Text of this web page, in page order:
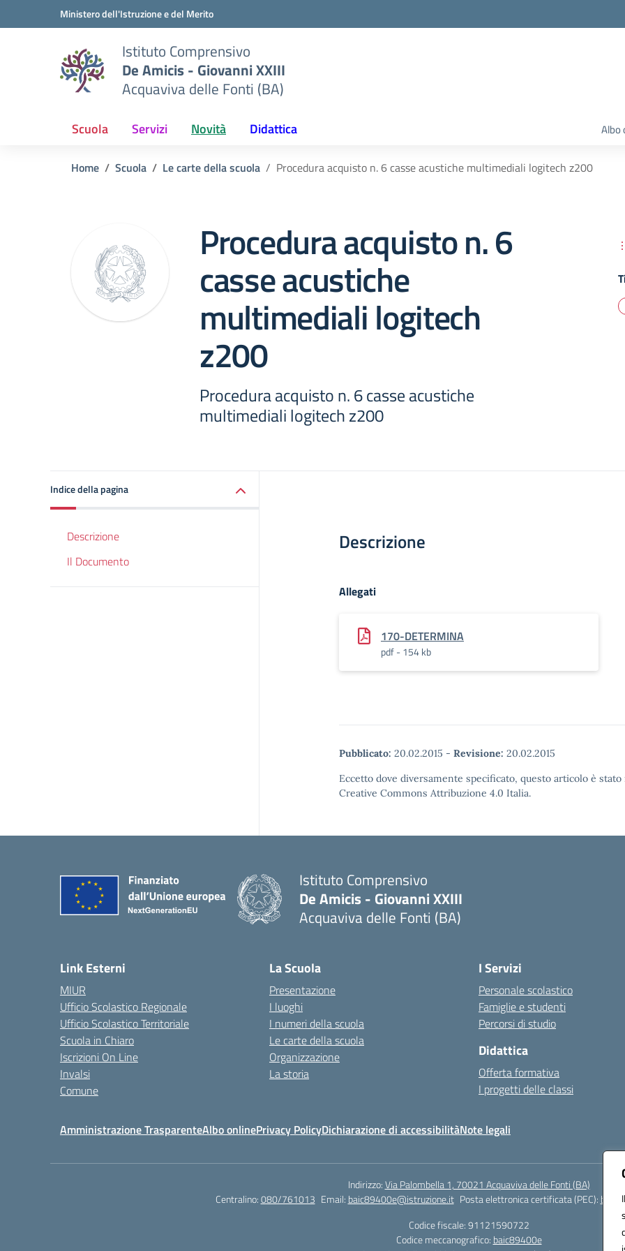
Vai ai contenuti
Vai al menu di navigazioneMinistero dell'Istruzione e del Merito
Istituto Comprensivo
De Amicis - Giovanni XXIII
Acquaviva delle Fonti (BA)
Scuola Servizi Novità Didattica Albo
Home Scuola Le carte della scuola Procedura acquisto n. 6 casse acustiche multimediali logitech z200
Procedura acquisto n. 6
casse acustiche
multimediali logitech
z200
Procedura acquisto n. 6 casse acustiche
multimediali logitech z200
Indice della pagina
Descrizione
Il Documento
Descrizione
Allegati
170-DETERMINA
pdf - 154 kb
Pubblicato: 20.02.2015 - Revisione: 20.02.2015
Eccetto dove diversamente specificato, questo articolo è
Creative Commons Attribuzione 4.0 Italia.
Istituto Comprensivo
De Amicis - Giovanni XXIII
Acquaviva delle Fonti (BA)
Link Esterni
MIUR
Ufficio Scolastico Regionale
Ufficio Scolastico Territoriale
Scuola in Chiaro
Iscrizioni On Line
Invalsi
Comune
La Scuola
Presentazione
I luoghi
I numeri della scuola
Le carte della scuola
Organizzazione
La storia
I Servizi
Personale scolastico
Famiglie e studenti
Percorsi di studio
Didattica
Offerta formativa
I progetti delle classi
Amministrazione TrasparenteAlbo onlinePrivacy PolicyDichiarazione di accessibilitàNote legali
Indirizzo:Via Palombella 1, 70021 Acquaviva delle Fonti (BA)
Centralino:080/761013 Email: baic89400e@istruzione.it Posta elettronica certificata (PEC):
Codice fiscale: 91121590722
Codice meccanografico: baic89400e